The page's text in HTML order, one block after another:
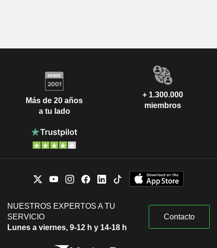
Más de 20 años
a tu lado
+ 1.300.000
miembros
NUESTROS EXPERTOS A TU
SERVICIO
Lunes a viernes, 9-12 h y 14-18 h
Contacto